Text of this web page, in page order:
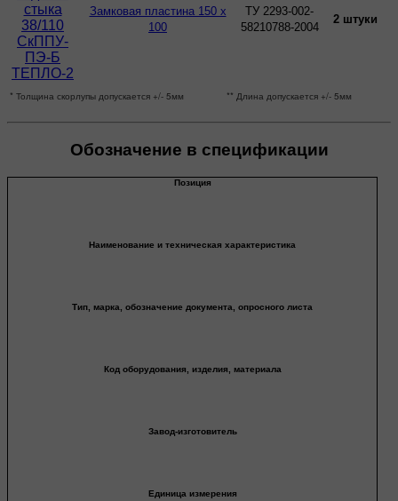
Замковая пластина 150 х
100
ТУ 2293-002-
58210788-2004
2 штуки
* Толщина скорлупы допускается +/- 5мм ** Длина допускается +/- 5мм
Обозначение в спецификации
Позиция
Наименование и техническая характеристика
Тип, марка, обозначение документа, опросного листа
Код оборудования, изделия, материала
Завод-изготовитель
Единица измерения